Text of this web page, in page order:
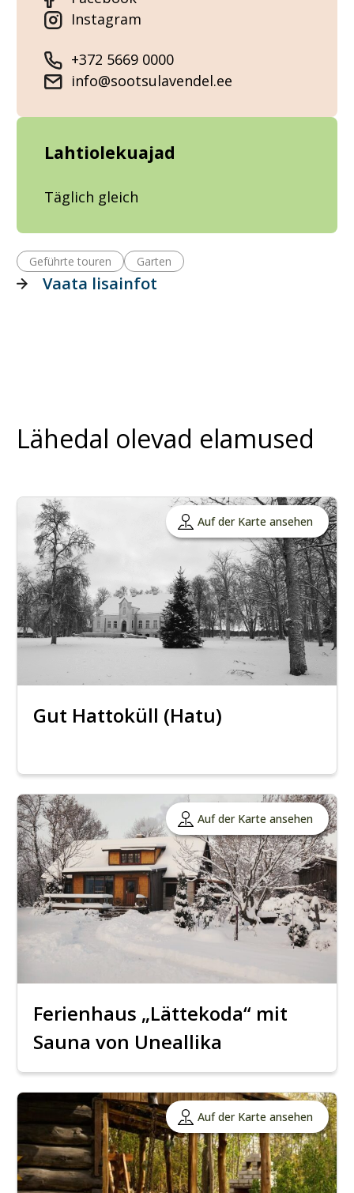
Instagram
+372 5669 0000
info@sootsulavendel.ee
Lahtiolekuajad
Täglich gleich
Geführte touren Garten
Vaata lisainfot
Lähedal olevad elamused
Auf der Karte ansehen
Gut Hattoküll (Hatu)
Auf der Karte ansehen
Ferienhaus „Lättekoda“ mit
Sauna von Uneallika
Auf der Karte ansehen